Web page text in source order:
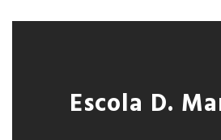
Escola D.